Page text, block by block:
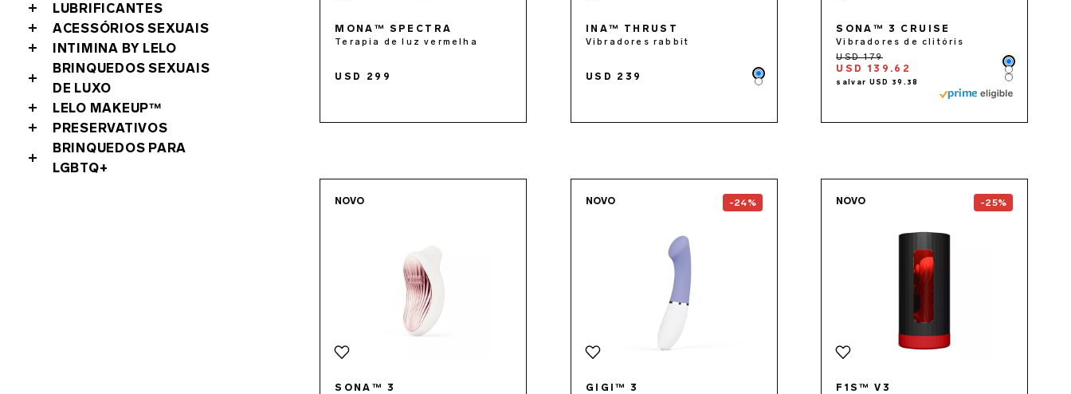
LUBRIFICANTES
ACESSÓRIOS SEXUAIS
INTIMINA BY LELO
BRINQUEDOS SEXUAIS
DE LUXO
LELO MAKEUP™
PRESERVATIVOS
BRINQUEDOS PARA
LGBTQ+
MONA™ SPECTRA
Terapia de luz vermelha
USD 299
INA™ THRUST
Vibradores rabbit
USD 239 Color
Color
SONA™ 3 CRUISE
Vibradores de clitóris
USD 139.62 Color
Color
Color
NOVO
SONA™ 3
NOVO -24%
GIGI™ 3
NOVO -25%
F1S™ V3